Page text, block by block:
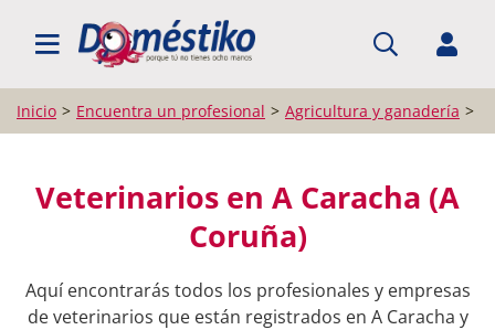
BUSCAR PROFESIONALES
Inicio Encuentra un profesional Agricultura y ganadería
Veterinarios en A Caracha (A
Coruña)
Aquí encontrarás todos los profesionales y empresas
de veterinarios que están registrados en A Caracha y